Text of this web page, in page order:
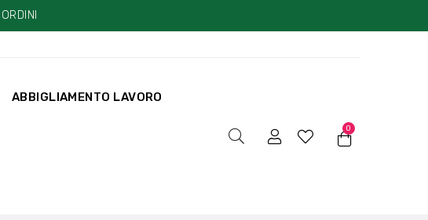
ABBIGLIAMENTO LAVORO
0